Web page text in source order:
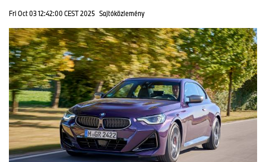
Fri Oct 03 12:42:00 CEST 2025 Sajtóközlemény